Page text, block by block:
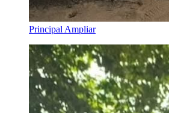
Principal Ampliar